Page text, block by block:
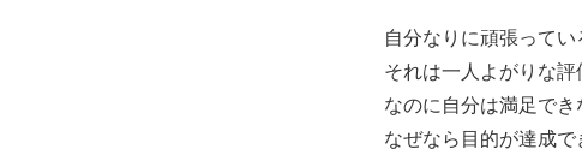
自分なりに頑張ってい
それは一人よがりな評
なのに自分は満足でき
なぜなら目的が達成で